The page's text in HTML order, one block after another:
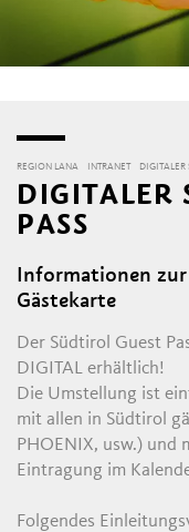
REGION LANA INTRANET DIGITALER
DIGITALER
PASS
Informationen
Gästekarte
Der Südtirol Guest
DIGITAL erhältlich!
Die Umstellung ist
mit allen in Südtirol
PHOENIX, usw.) und
Eintragung im
Folgendes